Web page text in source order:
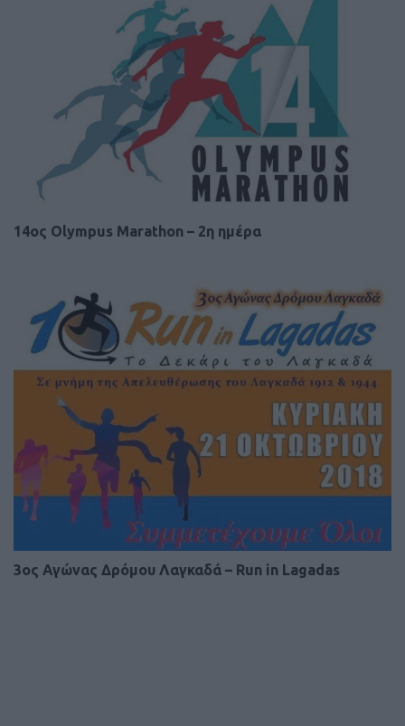
14ος Olympus Marathon – 2η ημέρα
3ος Αγώνας Δρόμου Λαγκαδά – Run in Lagadas